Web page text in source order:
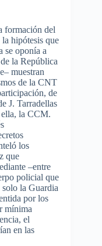
formación del
hipótesis que
se oponía a
la República
muestran
de la CNT
de
J. Tarradellas
ella, la CCM.
los
que
–entre
policial que
solo la Guardia
por los
mínima
el
en las